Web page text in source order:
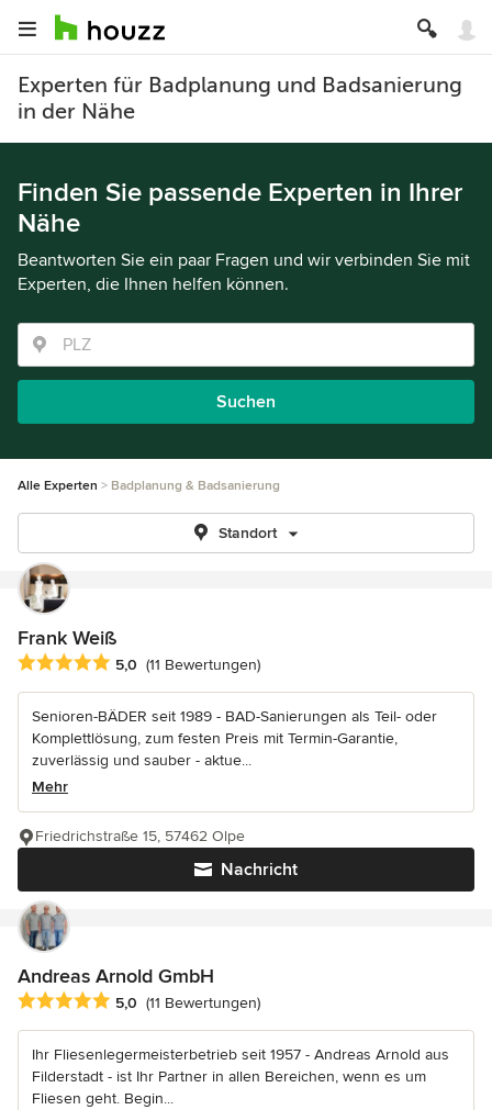
Experten für Badplanung und Badsanierung
in der Nähe
Finden Sie passende Experten in Ihrer
Nähe
Beantworten Sie ein paar Fragen und wir verbinden Sie mit
Experten, die Ihnen helfen können.
Suchen
Alle Experten Badplanung & Badsanierung
Standort
Frank Weiß
Durchschnittliche Bewertung: 5 von 5 Sternen
5,0 (11 Bewertungen)
Senioren-BÄDER seit 1989 - BAD-Sanierungen als Teil- oder
Komplettlösung, zum festen Preis mit Termin-Garantie,
zuverlässig und sauber - aktue...
Mehr
Nachricht
Friedrichstraße 15, 57462 Olpe
Andreas Arnold GmbH
Durchschnittliche Bewertung: 5 von 5 Sternen
5,0 (11 Bewertungen)
Ihr Fliesenlegermeisterbetrieb seit 1957 - Andreas Arnold aus
Filderstadt - ist Ihr Partner in allen Bereichen, wenn es um
Fliesen geht. Begin...